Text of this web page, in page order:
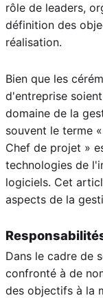
rôle de leaders,
définition des
réalisation.
Bien que les
d'entreprise
domaine de la
souvent le terme
Chef de projet »
technologies de
logiciels. Cet
aspects de la
Dans le cadre de
confronté à de
des objectifs à la